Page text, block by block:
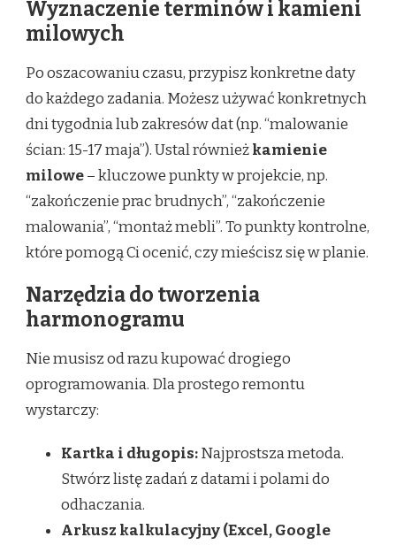
Wyznaczenie terminów i kamieni
milowych
Po oszacowaniu czasu, przypisz konkretne daty
do każdego zadania. Możesz używać konkretnych
dni tygodnia lub zakresów dat (np. “malowanie
ścian: 15-17 maja”). Ustal równieżkamienie
milowe– kluczowe punkty w projekcie, np.
“zakończenie prac brudnych”, “zakończenie
malowania”, “montaż mebli”. To punkty kontrolne,
które pomogą Ci ocenić, czy mieścisz się w planie.
Narzędzia do tworzenia
harmonogramu
Nie musisz od razu kupować drogiego
oprogramowania. Dla prostego remontu
wystarczy:
Kartka i długopis:Najprostsza metoda.
Stwórz listę zadań z datami i polami do
odhaczania.
Arkusz kalkulacyjny (Excel, Google